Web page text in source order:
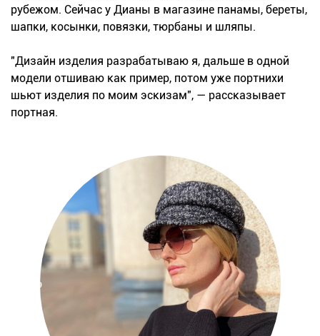
рубежом. Сейчас у Дианы в магазине панамы, береты,
шапки, косынки, повязки, тюрбаны и шляпы.
"Дизайн изделия разрабатываю я, дальше в одной
модели отшиваю как пример, потом уже портнихи
шьют изделия по моим эскизам", — рассказывает
портная.